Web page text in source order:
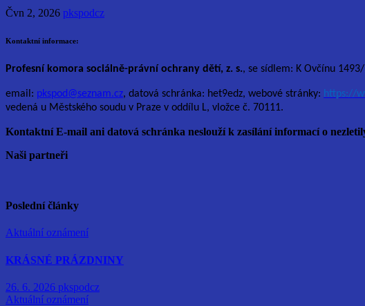
Čvn 2, 2026 pkspodcz
Kontaktní informace:
Profesní komora sociálně-právní ochrany dětí, z. s., se sídlem: K Ovčínu
email: pkspod@seznam.cz, datová schránka: het9edz, webové stránky: https://
vedená u Městského soudu v Praze v oddílu L, vložce č. 70111.
Kontaktní E-mail ani datová schránka neslouží k zasílání informací o
Naši partneři
Poslední články
Aktuální oznámení
KRÁSNÉ PRÁZDNINY
26. 6. 2026 pkspodcz
Aktuální oznámení